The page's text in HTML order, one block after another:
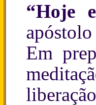
“Hoje
Em